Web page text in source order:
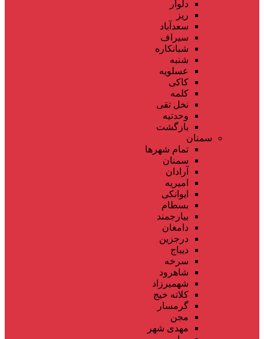
دلوار
ریز
سعدآباد
سیراف
شبانکاره
شنبه
عسلویه
کاکی
کلمه
نخل تقی
وحدتیه
بازگشت
سمنان
تمام شهر‌ها
سمنان
آرادان
امیریه
ایوانکی
بسطام
بیارجمند
دامغان
درجزین
دیباج
سرخه
شاهرود
شهمیرزاد
کلاته خیج
گرمسار
مجن
مهدی شهر